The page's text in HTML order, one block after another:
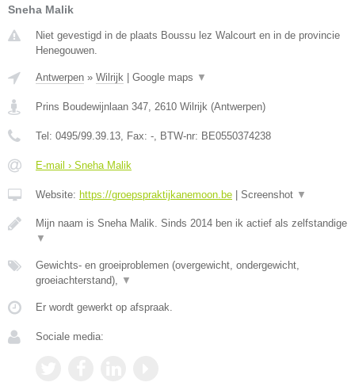
Sneha Malik
Niet gevestigd in de plaats Boussu lez Walcourt en in de provincie
Henegouwen.
Antwerpen » Wilrijk Google maps ▼
Prins Boudewijnlaan 347 2610 Wilrijk (Antwerpen)
Tel: 0495/99.39.13 , Fax: - , BTW-nr: BE0550374238
E-mail › Sneha Malik
Website: https://groepspraktijkanemoon.be Screenshot ▼
Mijn naam is Sneha Malik. Sinds 2014 ben ik actief als zelfstandige
▼
Gewichts- en groeiproblemen (overgewicht, ondergewicht,
groeiachterstand),
▼
Er wordt gewerkt op afspraak.
Sociale media: